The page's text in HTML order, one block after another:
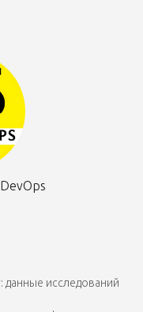
данные исследований